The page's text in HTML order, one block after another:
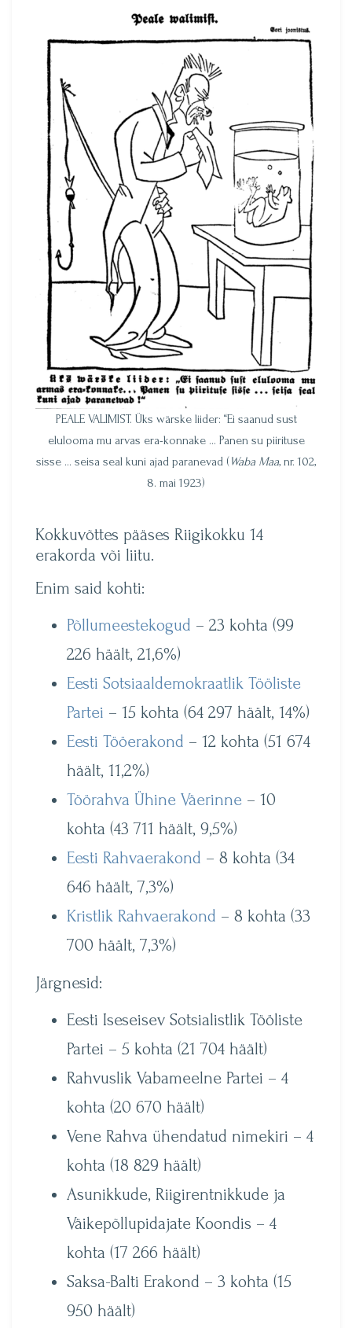
PEALE VALIMIST. Üks wärske liider: “Ei saanud sust
elulooma mu arvas era-konnake … Panen su piirituse
sisse … seisa seal kuni ajad paranevad ( Waba Maa, nr. 102,
8. mai 1923)
Kokkuvõttes pääses Riigikokku 14
erakorda või liitu.
Enim said kohti:
Põllumeestekogud – 23 kohta (99
226 häält, 21,6%)
Eesti Sotsiaaldemokraatlik Tööliste
Partei – 15 kohta (64 297 häält, 14%)
Eesti Tööerakond – 12 kohta (51 674
häält, 11,2%)
Töörahva Ühine Väerinne – 10
kohta (43 711 häält, 9,5%)
Eesti Rahvaerakond – 8 kohta (34
646 häält, 7,3%)
Kristlik Rahvaerakond – 8 kohta (33
700 häält, 7,3%)
Järgnesid:
Eesti Iseseisev Sotsialistlik Tööliste
Partei – 5 kohta (21 704 häält)
Rahvuslik Vabameelne Partei – 4
kohta (20 670 häält)
Vene Rahva ühendatud nimekiri – 4
kohta (18 829 häält)
Asunikkude, Riigirentnikkude ja
Väikepõllupidajate Koondis – 4
kohta (17 266 häält)
Saksa-Balti Erakond – 3 kohta (15
950 häält)